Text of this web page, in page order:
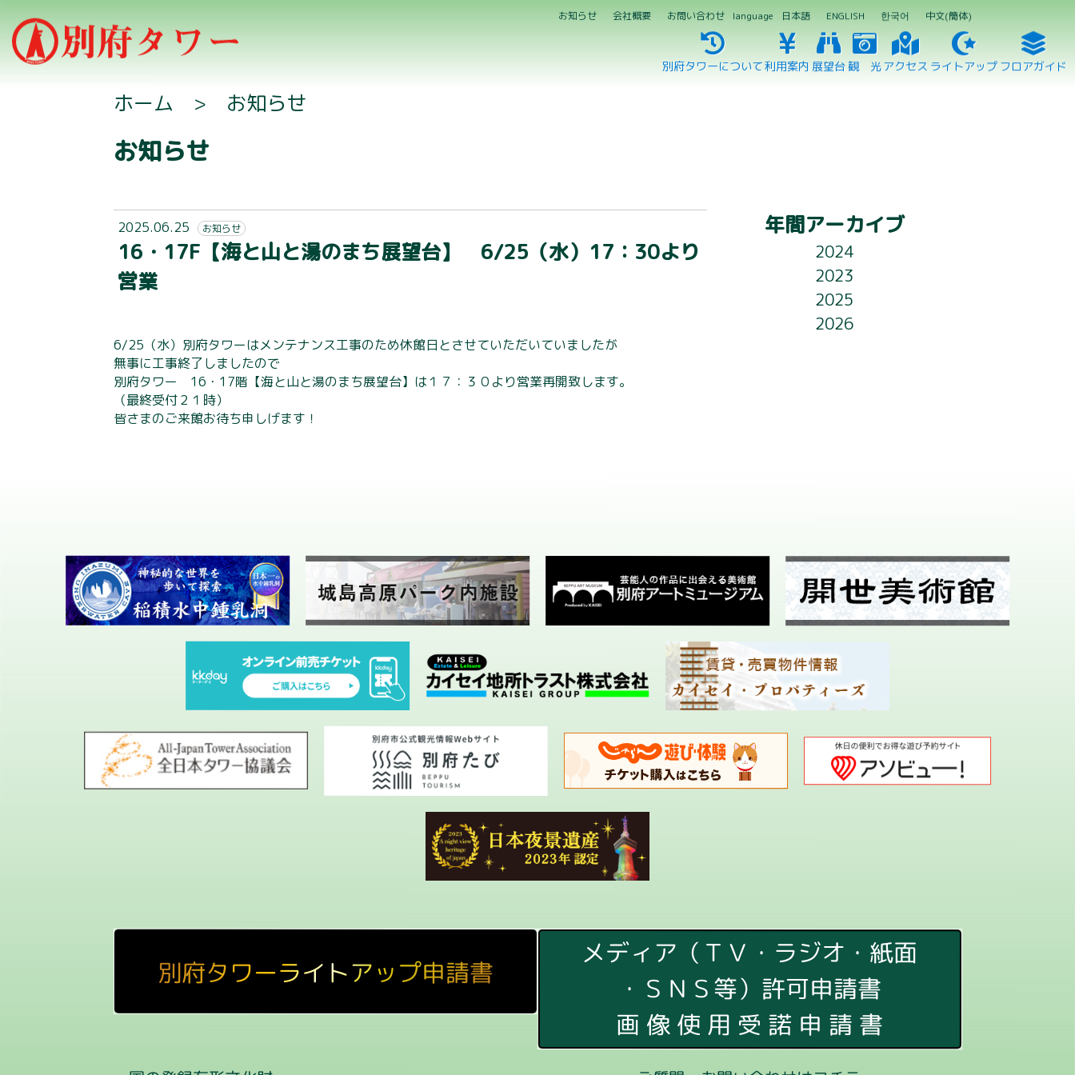
お知らせ 会社概要 お問い合わせ language 日本語 ENGLISH 한국어 中文(簡体)
別府タワーについて利用案内 展望台観 光 アクセス ライトアップフロアガイド
別府タワーについて
ライトアップ
フロアガイド
お知らせ
お問い合わせ
ホーム > お知らせ
お知らせ
2025.06.25 お知らせ
16・17F【海と山と湯のまち展望台】 6/25（水）17：30より
営業
6/25（水）別府タワーはメンテナンス工事のため休館日とさせていただいていましたが
無事に工事終了しましたので
別府タワー 16・17階【海と山と湯のまち展望台】は１７：３０より営業再開致します。
（最終受付２１時）
皆さまのご来館お待ち申しげます！
年間アーカイブ
2024
2023
2025
2026
別府タワーライトアップ申請書
メディア（ＴＶ・ラジオ・紙面
・ＳＮＳ等）許可申請書
画 像 使 用 受 諾 申 請 書